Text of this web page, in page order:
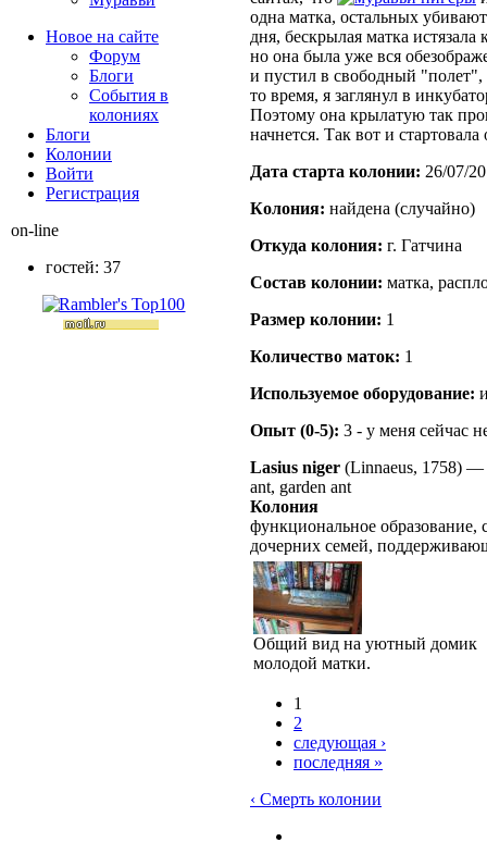
одна матка, остальных
дня, бескрылая матка
но она была уже вся
и пустил в свободный "полет",
то время, я заглянул в
Поэтому она крылатую так
начнется. Так вот и
Дата старта кoлонии: 26/07/
Кoлония: найдена (случайно)
Откуда кoлония: г. Гатчина
Состав кoлонии: матка,
Размер кoлонии: 1
Количество маток: 1
Используемое оборудование:
Опыт (0-5): 3 - у меня сейчас
Lasius niger (Linnaeus, 1758) —
ant, garden ant
Колония
функциональное образование,
дочерних семей,
Общий вид на уютный домик
молодой матки.
1
2
следующая ›
последняя »
‹ Смерть колонии
Новое на сайте
Форум
Блоги
События в
колониях
Блоги
Колонии
Войти
Peгиcтpaция
on-line
гостей: 37